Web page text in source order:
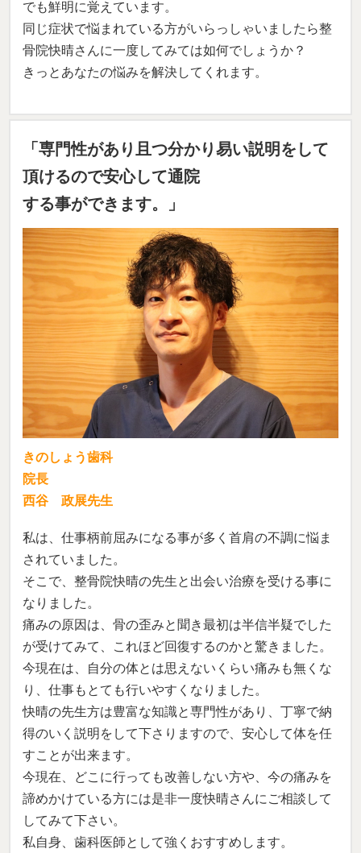
でも鮮明に覚えています。
同じ症状で悩まれている方がいらっしゃいましたら整
骨院快晴さんに一度してみては如何でしょうか？
きっとあなたの悩みを解決してくれます。
「専門性があり且つ分かり易い説明をして
頂けるので安心して通院
する事ができます。」
きのしょう歯科
院長
西谷 政展先生
私は、仕事柄前屈みになる事が多く首肩の不調に悩ま
されていました。
そこで、整骨院快晴の先生と出会い治療を受ける事に
なりました。
痛みの原因は、骨の歪みと聞き最初は半信半疑でした
が受けてみて、これほど回復するのかと驚きました。
今現在は、自分の体とは思えないくらい痛みも無くな
り、仕事もとても行いやすくなりました。
快晴の先生方は豊富な知識と専門性があり、丁寧で納
得のいく説明をして下さりますので、安心して体を任
すことが出来ます。
今現在、どこに行っても改善しない方や、今の痛みを
諦めかけている方には是非一度快晴さんにご相談して
してみて下さい。
私自身、歯科医師として強くおすすめします。